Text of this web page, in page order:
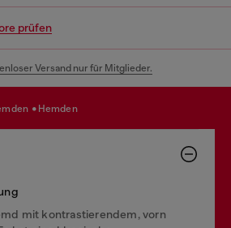
prüfen
Versand nur für Mitglieder.
hemden
mit kontrastierendem, vorn